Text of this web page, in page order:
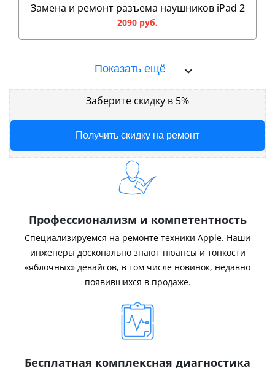
Замена и ремонт разъема наушников iPad 2
2090 руб.
Показать ещё
Заберите скидку в 5%
Получить скидку на ремонт
Профессионализм и компетентность
Специализируемся на ремонте техники Apple. Наши
инженеры досконально знают нюансы и тонкости
«яблочных» девайсов, в том числе новинок, недавно
появившихся в продаже.
Бесплатная комплексная диагностика